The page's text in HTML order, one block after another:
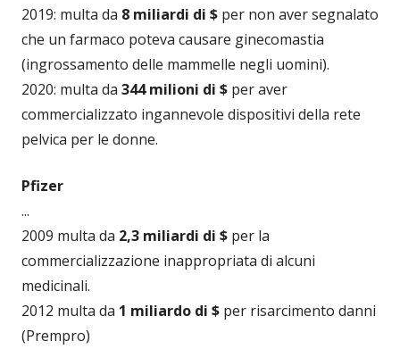
2019: multa da 8 miliardi di $ per non aver segnalato
che un farmaco poteva causare ginecomastia
(ingrossamento delle mammelle negli uomini).
2020: multa da 344 milioni di $ per aver
commercializzato ingannevole dispositivi della rete
pelvica per le donne.
Pfizer
...
2009 multa da 2,3 miliardi di $ per la
commercializzazione inappropriata di alcuni
medicinali.
2012 multa da 1 miliardo di $ per risarcimento danni
(Prempro)